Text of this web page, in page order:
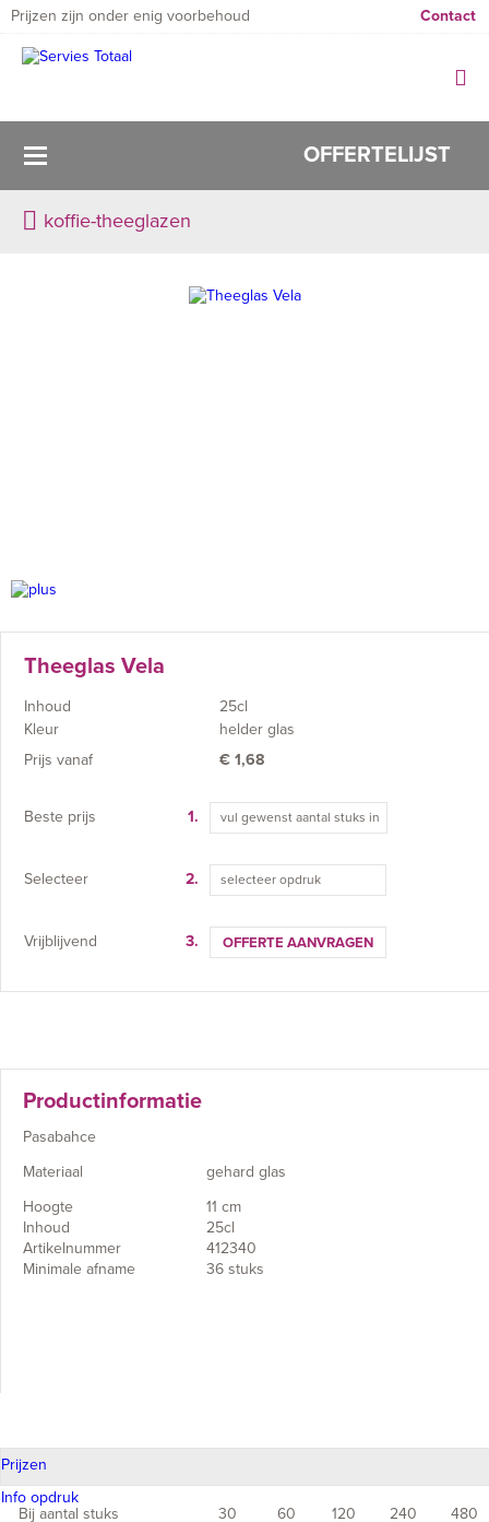
Prijzen zijn onder enig voorbehoud Contact
OFFERTELIJST
koffie-theeglazen
Theeglas Vela
Inhoud
25cl
Kleur
helder glas
Prijs vanaf
€ 1,68
Beste prijs 1.
Selecteer 2. selecteer opdruk
Vrijblijvend 3. OFFERTE AANVRAGEN
Productinformatie
Pasabahce
Materiaal
gehard glas
Hoogte
11 cm
Inhoud
25cl
Artikelnummer
412340
Minimale afname
36 stuks
Prijzen
Info opdruk
Bij aantal stuks 30 60 120 240 480